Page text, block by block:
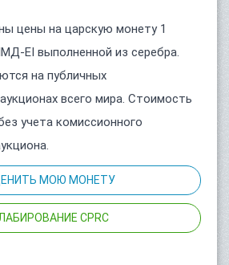
цены на царскую монету 1
ЕI выполненной из серебра.
на публичных
всего мира. Стоимость
учета комиссионного
МОЮ МОНЕТУ
CPRC